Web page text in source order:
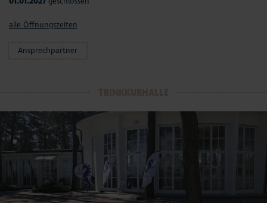
alle Öffnungszeiten
Ansprechpartner